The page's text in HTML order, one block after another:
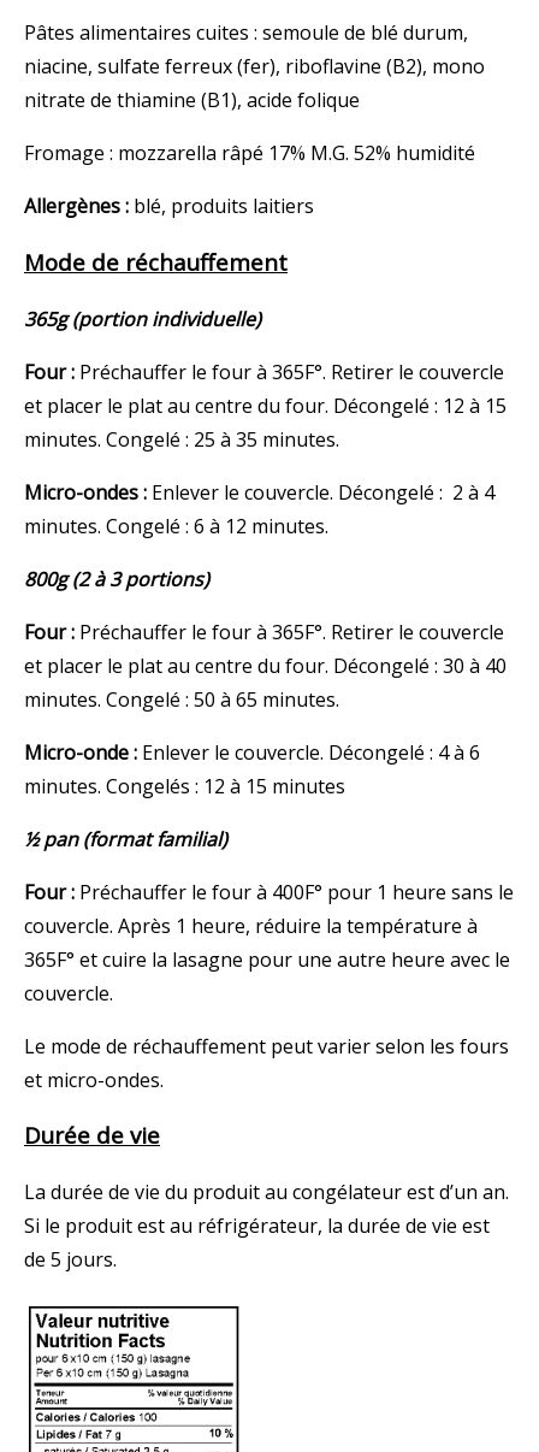
Pâtes alimentaires cuites : semoule de blé durum,
niacine, sulfate ferreux (fer), riboflavine (B2), mono
nitrate de thiamine (B1), acide folique
Fromage : mozzarella râpé 17% M.G. 52% humidité
Allergènes : blé, produits laitiers
Mode de réchauffement
365g (portion individuelle)
Four : Préchauffer le four à 365F°. Retirer le couvercle
et placer le plat au centre du four. Décongelé : 12 à 15
minutes. Congelé : 25 à 35 minutes.
Micro-ondes : Enlever le couvercle. Décongelé : 2 à 4
minutes. Congelé : 6 à 12 minutes.
800g (2 à 3 portions)
Four : Préchauffer le four à 365F°. Retirer le couvercle
et placer le plat au centre du four. Décongelé : 30 à 40
minutes. Congelé : 50 à 65 minutes.
Micro-onde : Enlever le couvercle. Décongelé : 4 à 6
minutes. Congelés : 12 à 15 minutes
½ pan (format familial)
Four : Préchauffer le four à 400F° pour 1 heure sans le
couvercle. Après 1 heure, réduire la température à
365F° et cuire la lasagne pour une autre heure avec le
couvercle.
Le mode de réchauffement peut varier selon les fours
et micro-ondes.
Durée de vie
La durée de vie du produit au congélateur est d’un an.
Si le produit est au réfrigérateur, la durée de vie est
de 5 jours.